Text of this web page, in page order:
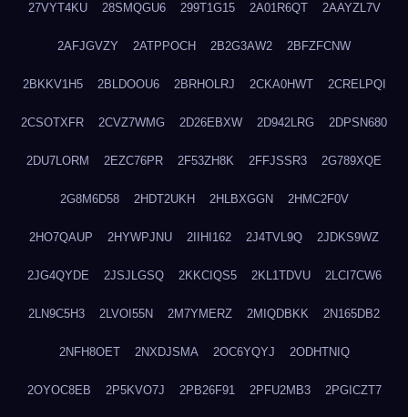
27VYT4KU 28SMQGU6 299T1G15 2A01R6QT 2AAYZL7V
2AFJGVZY 2ATPPOCH 2B2G3AW2 2BFZFCNW
2BKKV1H5 2BLDOOU6 2BRHOLRJ 2CKA0HWT 2CRELPQI
2CSOTXFR 2CVZ7WMG 2D26EBXW 2D942LRG 2DPSN680
2DU7LORM 2EZC76PR 2F53ZH8K 2FFJSSR3 2G789XQE
2G8M6D58 2HDT2UKH 2HLBXGGN 2HMC2F0V
2HO7QAUP 2HYWPJNU 2IIHI162 2J4TVL9Q 2JDKS9WZ
2JG4QYDE 2JSJLGSQ 2KKCIQS5 2KL1TDVU 2LCI7CW6
2LN9C5H3 2LVOI55N 2M7YMERZ 2MIQDBKK 2N165DB2
2NFH8OET 2NXDJSMA 2OC6YQYJ 2ODHTNIQ
2OYOC8EB 2P5KVO7J 2PB26F91 2PFU2MB3 2PGICZT7